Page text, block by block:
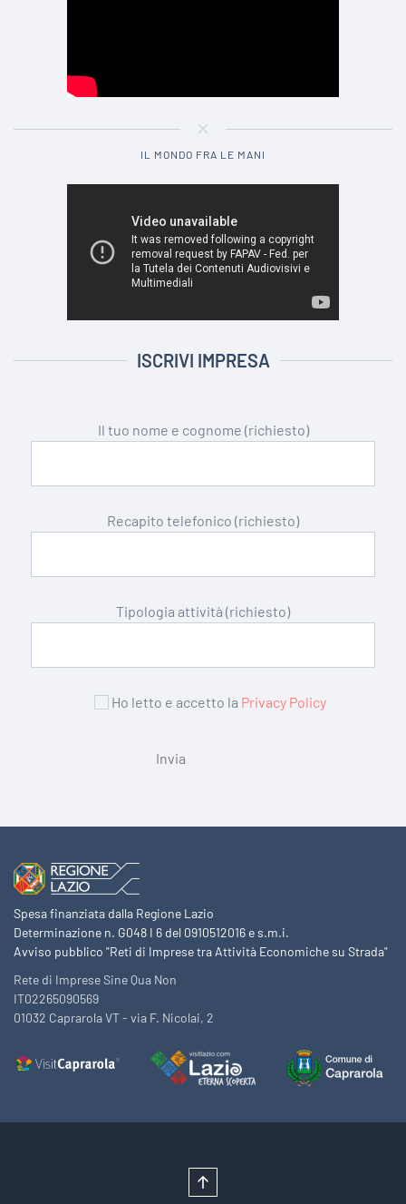
IL MONDO FRA LE MANI
ISCRIVI IMPRESA
Il tuo nome e cognome (richiesto)
Recapito telefonico (richiesto)
Tipologia attività (richiesto)
Ho letto e accetto la Privacy Policy
Spesa finanziata dalla Regione Lazio
Determinazione n. G048 I 6 del 0910512016 e s.m.i.
Avviso pubblico "Reti di Imprese tra Attività Economiche su Strada"
Rete di Imprese Sine Qua Non
IT02265090569
01032 Caprarola VT - via F. Nicolai, 2